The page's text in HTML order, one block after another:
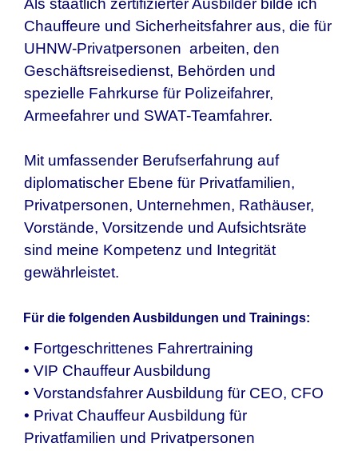
Chauffeure und Sicherheitsfahrer aus, die für
UHNW-Privatpersonen arbeiten, den
Geschäftsreisedienst, Behörden und
spezielle Fahrkurse für Polizeifahrer,
Armeefahrer und SWAT-Teamfahrer.
Mit umfassender Berufserfahrung auf
diplomatischer Ebene für Privatfamilien,
Privatpersonen, Unternehmen, Rathäuser,
Vorstände, Vorsitzende und Aufsichtsräte
sind meine Kompetenz und Integrität
gewährleistet.
Für die folgenden Ausbildungen und Trainings:
• Fortgeschrittenes Fahrertraining
• VIP Chauffeur Ausbildung
• Vorstandsfahrer Ausbildung für CEO, CFO
• Privat Chauffeur Ausbildung für
Privatfamilien und Privatpersonen